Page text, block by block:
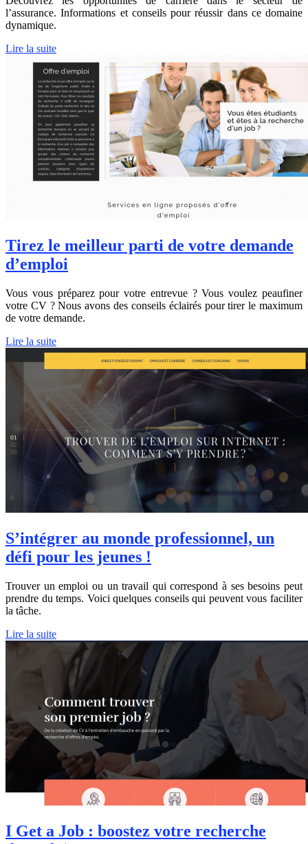
l’assurance. Informations et conseils pour réussir dans ce domaine
dynamique.
Lire la suite
Tirez le meilleur parti de votre demande
d’emploi
Vous vous préparez pour votre entrevue ? Vous voulez peaufiner
votre CV ? Nous avons des conseils éclairés pour tirer le maximum
de votre demande.
Lire la suite
S’intégrer au monde professionnel, un
défi pour les jeunes !
Trouver un emploi ou un travail qui correspond à ses besoins peut
prendre du temps. Voici quelques conseils qui peuvent vous faciliter
la tâche.
Lire la suite
I Get a Job : boostez votre recherche